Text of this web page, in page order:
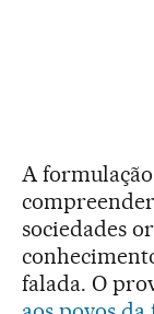
A
sociedades
falada. O